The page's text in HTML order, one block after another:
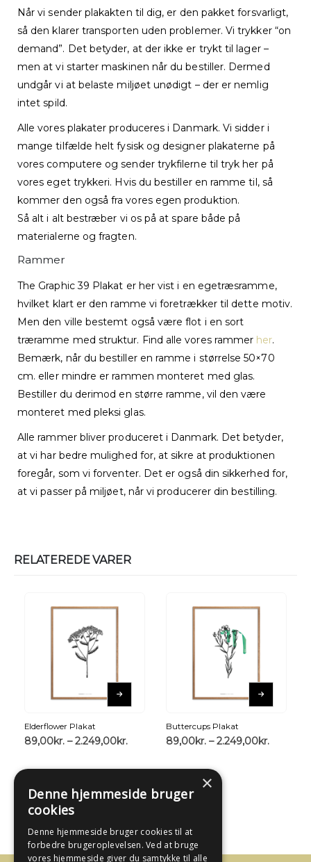
Når vi sender plakakten til dig, er den pakket forsvarligt,
så den klarer transporten uden problemer. Vi trykker “on
demand”. Det betyder, at der ikke er trykt til lager –
men at vi starter maskinen når du bestiller. Dermed
undgår vi at belaste miljøet unødigt – der er nemlig
intet spild.
Alle vores plakater produceres i Danmark. Vi sidder i
mange tilfælde helt fysisk og designer plakaterne på
vores computere og sender trykfilerne til tryk her på
vores eget trykkeri. Hvis du bestiller en ramme til, så
kommer den også fra vores egen produktion.
Så alt i alt bestræber vi os på at spare både på
materialerne og fragten.
Rammer
The Graphic 39 Plakat er her vist i en egetræsramme,
hvilket klart er den ramme vi foretrækker til dette motiv.
Men den ville bestemt også være flot i en sort
træramme med struktur. Find alle vores rammer her.
Bemærk, når du bestiller en ramme i størrelse 50×70
cm. eller mindre er rammen monteret med glas.
Bestiller du derimod en større ramme, vil den være
monteret med pleksi glas.
Alle rammer bliver produceret i Danmark. Det betyder,
at vi har bedre mulighed for, at sikre at produktionen
foregår, som vi forventer. Det er også din sikkerhed for,
at vi passer på miljøet, når vi producerer din bestilling.
RELATEREDE VARER
Elderflower Plakat
89,00kr. – 2.249,00kr.
Buttercups Plakat
89,00kr. – 2.249,00kr.
×
Denne hjemmeside bruger
cookies
Denne hjemmeside bruger cookies til at
forbedre brugeroplevelsen. Ved at bruge
vores hjemmeside giver du samtykke til alle